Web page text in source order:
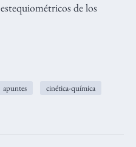
de los
apuntes cinética-química